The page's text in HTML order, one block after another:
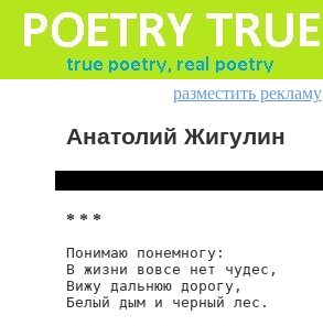
разместить рекламу
Анатолий Жигулин
* * *
Понимаю понемногу:
В жизни вовсе нет чудес,
Вижу дальнюю дорогу,
Белый дым и черный лес.